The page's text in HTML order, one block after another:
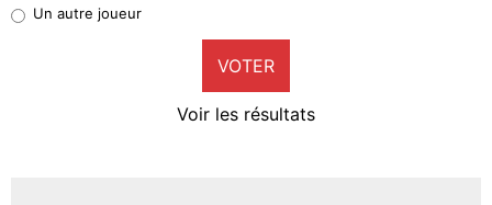
9%
Un autre joueur
VOTER
Voir les résultats